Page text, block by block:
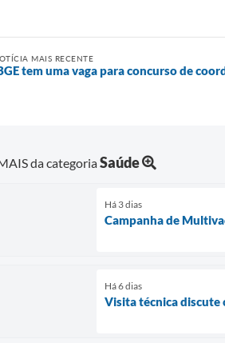
MAIS RECENTE
tem uma vaga para concurso de
da categoriaSaúde
Há 3 dias
Campanha de
Há 6 dias
Visita técnica discute